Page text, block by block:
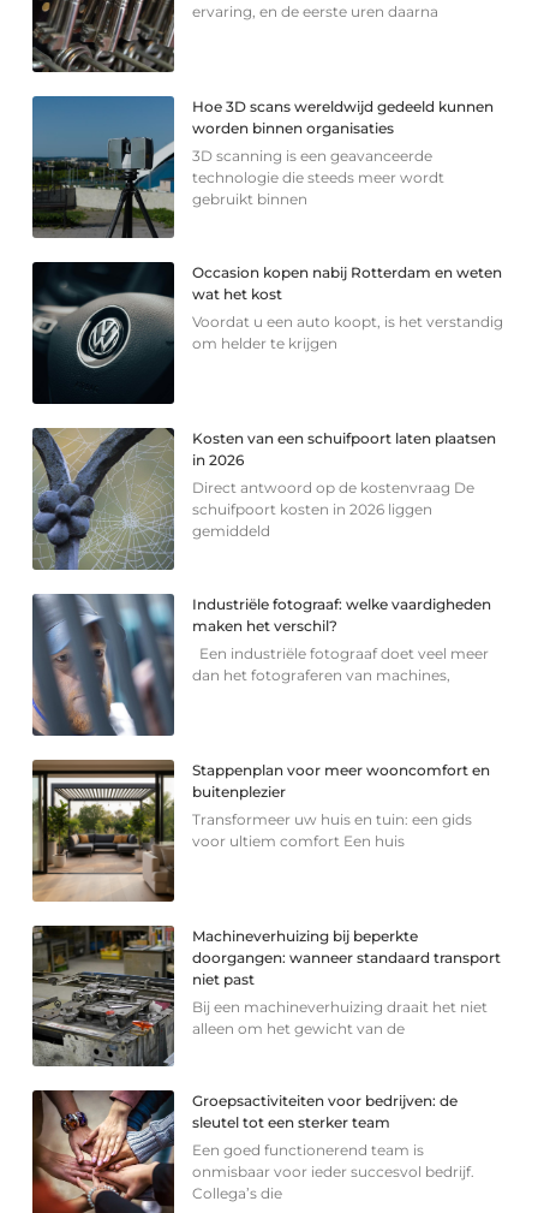
ervaring, en de eerste uren daarna
Hoe 3D scans wereldwijd gedeeld kunnen
worden binnen organisaties
3D scanning is een geavanceerde
technologie die steeds meer wordt
gebruikt binnen
Occasion kopen nabij Rotterdam en weten
wat het kost
Voordat u een auto koopt, is het verstandig
om helder te krijgen
Kosten van een schuifpoort laten plaatsen
in 2026
Direct antwoord op de kostenvraag De
schuifpoort kosten in 2026 liggen
gemiddeld
Industriële fotograaf: welke vaardigheden
maken het verschil?
Een industriële fotograaf doet veel meer
dan het fotograferen van machines,
Stappenplan voor meer wooncomfort en
buitenplezier
Transformeer uw huis en tuin: een gids
voor ultiem comfort Een huis
Machineverhuizing bij beperkte
doorgangen: wanneer standaard transport
niet past
Bij een machineverhuizing draait het niet
alleen om het gewicht van de
Groepsactiviteiten voor bedrijven: de
sleutel tot een sterker team
Een goed functionerend team is
onmisbaar voor ieder succesvol bedrijf.
Collega’s die